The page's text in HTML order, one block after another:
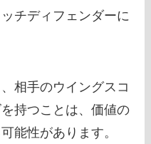
チディフェンダーに
相手のウイングスコ
持つことは、価値の
能性があります。